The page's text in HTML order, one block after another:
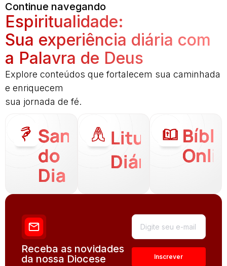
Continue navegando
Espiritualidade:
Sua experiência diária com
a Palavra de Deus
Explore conteúdos que fortalecem sua caminhada
e enriquecem
sua jornada de fé.
Santo
do
Dia
Liturgia
Diária
Receba as novidades
da nossa Diocese